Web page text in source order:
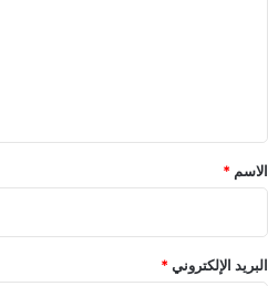
*
الاسم *
البريد الإلكتروني*